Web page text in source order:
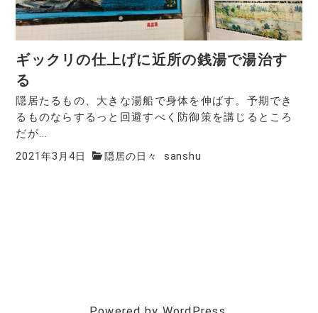
ギックリの仕上げに近所の銭湯で湯治す
る
隠居たるもの、大きな湯船で身体を伸ばす。予期でき
るものならするっと回避すべく防御策を講じるところ
だが...
2021年3月4日 隠居の日々 sanshu